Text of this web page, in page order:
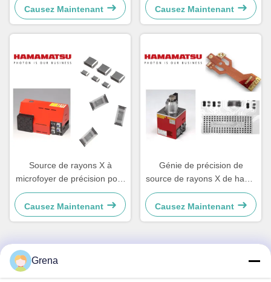
Causez Maintenant
Durable
Causez Maintenant
Source de rayons X à
microfoyer de précision pour
les machines d'inspection
par rayons X en ligne
Causez Maintenant
Génie de précision de
source de rayons X de haute
puissance 39W Hamamatsu
L9181-05
Causez Maintenant
Contact rapide
Grena